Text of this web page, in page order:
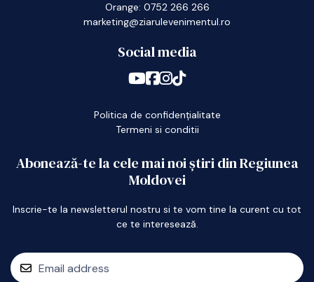
Orange: 0752 266 266
marketing@ziarulevenimentul.ro
Social media
Politica de confidențialitate
Termeni si conditii
Abonează-te la cele mai noi știri din Regiunea
Moldovei
Inscrie-te la newsletterul nostru si te vom tine la curent cu tot
ce te interesează.